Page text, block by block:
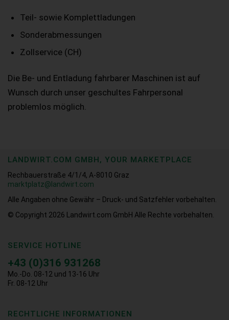
Teil- sowie Komplettladungen
Sonderabmessungen
Zollservice (CH)
Die Be- und Entladung fahrbarer Maschinen ist auf
Wunsch durch unser geschultes Fahrpersonal
problemlos möglich.
LANDWIRT.COM GMBH, YOUR MARKETPLACE
Rechbauerstraße 4/1/4, A-8010 Graz
marktplatz@landwirt.com
Alle Angaben ohne Gewähr – Druck- und Satzfehler vorbehalten.
© Copyright 2026
Landwirt.com GmbH Alle Rechte vorbehalten.
SERVICE HOTLINE
+43 (0)316 931268
Mo.-Do. 08-12 und 13-16 Uhr
Fr. 08-12 Uhr
RECHTLICHE INFORMATIONEN